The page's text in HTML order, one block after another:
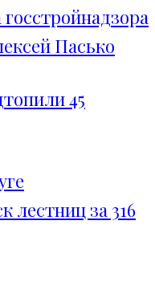
Пасько
45
лестниц за 316